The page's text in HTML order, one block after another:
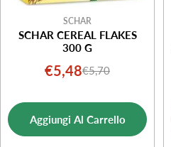
SCHAR
SCHAR CEREAL FLAKES
300 G
Prezzo
vendita
€5,48Prezzo
€5,70
Aggiungi Al Carrello